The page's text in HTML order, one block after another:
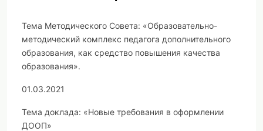
Тема Методического Совета: «Образовательно-
методический комплекс педагога дополнительного
образования, как средство повышения качества
образования».
01.03.2021
Тема доклада: «Новые требования в оформлении
ДООП»